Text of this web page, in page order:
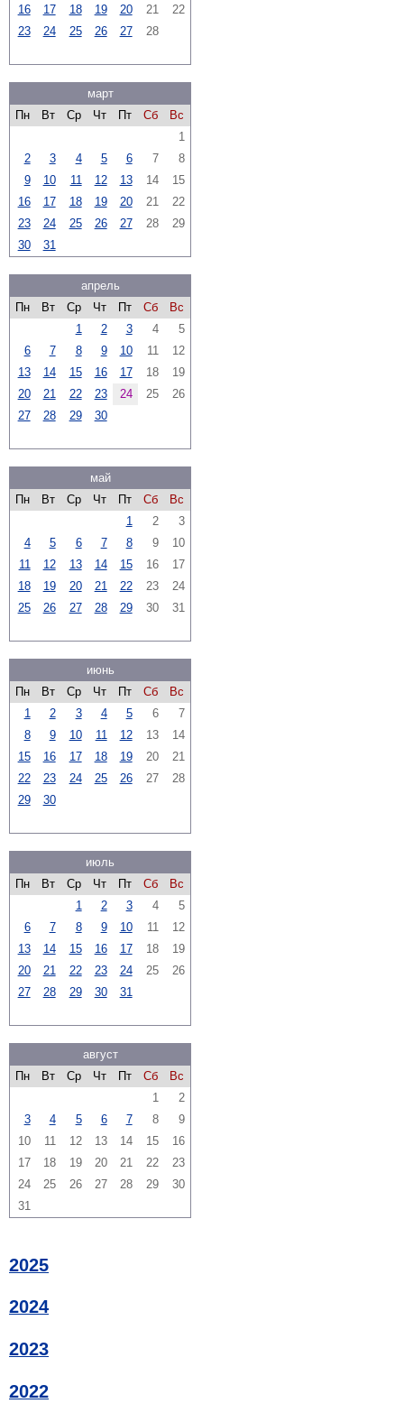
16 17 18 19 20 21
22
23
24 25 26 27 28
март
Пн
Вт Ср Чт Пт Сб
Вс
1
2
3 4 5 6 7
8
9
10 11 12 13 14
15
16
17 18 19 20 21
22
23
24 25 26 27 28
29
30
31
апрель
Пн
Вт Ср Чт Пт Сб
Вс
1
2 3 4
5
6
7 8 9 10 11
12
13
14 15 16 17 18
19
20
21 22 23 24 25
26
27
28 29 30
май
Пн
Вт Ср Чт Пт Сб
Вс
1
2
3
4
5 6 7 8 9
10
11
12 13 14 15 16
17
18
19 20 21 22 23
24
25
26 27 28 29 30 31
июнь
Пн
Вт Ср Чт Пт Сб
Вс
1
2 3 4 5 6
7
8
9 10 11 12 13
14
15
16 17 18 19 20
21
22
23 24 25 26 27
28
29
30
июль
Пн
Вт Ср Чт Пт Сб
Вс
1
2 3 4
5
6
7 8 9 10 11
12
13
14 15 16 17 18
19
20
21 22 23 24 25
26
27
28 29 30 31
август
Пн
Вт Ср Чт Пт Сб
Вс
1
2
3
4 5 6 7 8
9
10
11 12 13 14 15
16
17
18 19 20 21 22
23
24
25 26 27 28 29
30
31
2025
2024
2023
2022